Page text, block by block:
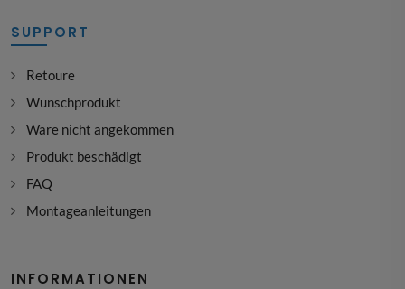
SUPPORT
Retoure
Wunschprodukt
Ware nicht angekommen
Produkt beschädigt
FAQ
Montageanleitungen
INFORMATIONEN